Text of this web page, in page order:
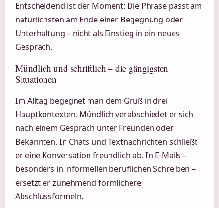
Entscheidend ist der Moment: Die Phrase passt am
natürlichsten am Ende einer Begegnung oder
Unterhaltung – nicht als Einstieg in ein neues
Gespräch.
Mündlich und schriftlich – die gängigsten
Situationen
Im Alltag begegnet man dem Gruß in drei
Hauptkontexten. Mündlich verabschiedet er sich
nach einem Gespräch unter Freunden oder
Bekannten. In Chats und Textnachrichten schließt
er eine Konversation freundlich ab. In E-Mails –
besonders in informellen beruflichen Schreiben –
ersetzt er zunehmend förmlichere
Abschlussformeln.